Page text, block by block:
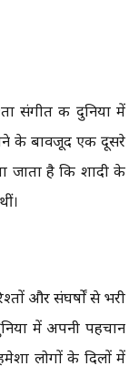
संगीत की दुनिया में
के बावजूद एक दूसरे
जाता है कि शादी के
और संघर्षों से भरी
में अपनी पहचान
लोगों के दिलों में